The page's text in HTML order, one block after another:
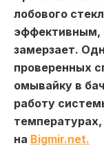
лобового
эффективным,
замерзает.
проверенных
омывайку в
работу
на Вigmir.net.